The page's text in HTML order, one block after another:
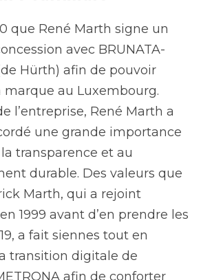
que René Marth signe un
avec BRUNATA-
Hürth) afin de pouvoir
au Luxembourg.
l’entreprise, René Marth a
une grande importance
la transparence et au
durable. Des valeurs que
Marth, qui a rejoint
1999 avant d’en prendre les
a fait siennes tout en
transition digitale de
afin de conforter